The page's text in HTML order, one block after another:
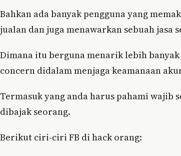
Bahkan ada banyak pengguna yang
jualan dan juga menawarkan sebuah jasa
Dimana itu berguna menarik lebih
concern didalam menjaga keamanaan
Termasuk yang anda harus pahami
dibajak seorang.
Berikut ciri-ciri FB di hack orang: